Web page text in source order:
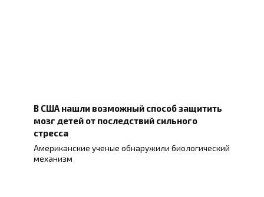
В США нашли возможный способ защитить
мозг детей от последствий сильного
стресса
Американские ученые обнаружили биологический
механизм